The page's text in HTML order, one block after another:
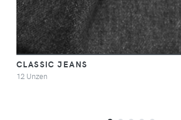
CLASSIC JEANS
12 Unzen